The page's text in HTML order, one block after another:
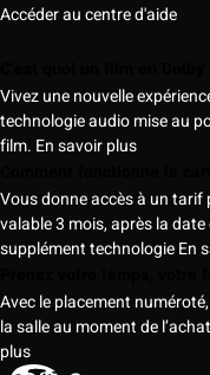
Accéder au centre d'aide
Vivez une nouvelle
technologie audio mise au
film. En savoir plus
Vous donne accès à un tarif
valable 3 mois, après la
supplément technologieEn
Avec le placement
la salle au moment de
plus